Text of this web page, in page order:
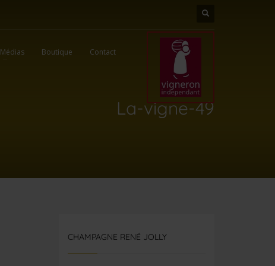
Médias Boutique Contact
La-vigne-49
CHAMPAGNE RENÉ JOLLY